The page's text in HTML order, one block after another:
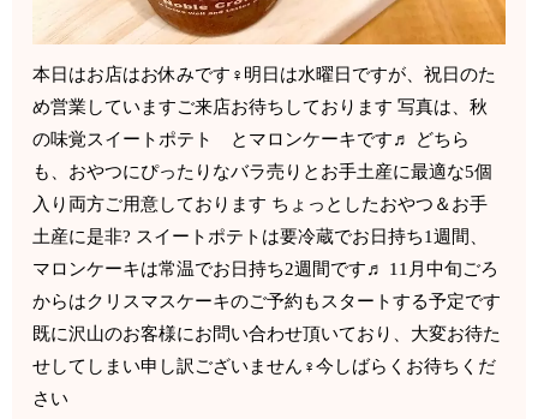
本日はお店はお休みです‍♀️明日は水曜日ですが、祝日のた
め営業しています️ご来店お待ちしております 写真は、秋
の味覚スイートポテト とマロンケーキです♬ どちら
も、おやつにぴったりなバラ売りとお手土産に最適な5個
入り両方ご用意しております ちょっとしたおやつ＆お手
土産に是非? スイートポテトは要冷蔵でお日持ち1週間、
マロンケーキは常温でお日持ち2週間です♬ 11月中旬ごろ
からはクリスマスケーキのご予約もスタートする予定です
既に沢山のお客様にお問い合わせ頂いており、大変お待た
せしてしまい申し訳ございません‍♀️今しばらくお待ちくだ
さい